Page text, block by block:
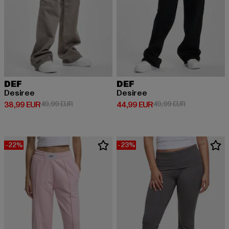
DEF
Desiree
38,99 EUR
Derzeitiger Preis: 38,99 EUR
49,99 EURAktionspreis: 49,99 EUR
DEF
Desiree
44,99 EUR
Derzeitiger Preis: 44,99 EUR
49,99 EURAktionspreis:
-22% -23%